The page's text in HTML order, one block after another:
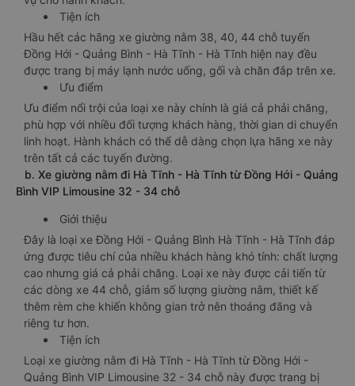
Tiện ích
Hầu hết các hãng xe giường nằm 38, 40, 44 chỗ tuyến
Đồng Hới - Quảng Bình - Hà Tĩnh - Hà Tĩnh hiện nay đều
được trang bị máy lạnh nước uống, gối và chăn đắp trên xe.
Ưu điểm
Ưu điểm nổi trội của loại xe này chính là giá cả phải chăng,
phù hợp với nhiều đối tượng khách hàng, thời gian di chuyển
linh hoạt. Hành khách có thể dễ dàng chọn lựa hãng xe này
trên tất cả các tuyến đường.
b. Xe giường nằm đi Hà Tĩnh - Hà Tĩnh từ Đồng Hới - Quảng
Bình VIP Limousine 32 - 34 chỗ
Giới thiệu
Đây là loại xe Đồng Hới - Quảng Bình Hà Tĩnh - Hà Tĩnh đáp
ứng được tiêu chí của nhiều khách hàng khó tính: chất lượng
cao nhưng giá cả phải chăng. Loại xe này được cải tiến từ
các dòng xe 44 chỗ, giảm số lượng giường nằm, thiết kế
thêm rèm che khiến không gian trở nên thoáng đãng và
riêng tư hơn.
Tiện ích
Loại xe giường nằm đi Hà Tĩnh - Hà Tĩnh từ Đồng Hới -
Quảng Bình VIP Limousine 32 - 34 chỗ này được trang bị